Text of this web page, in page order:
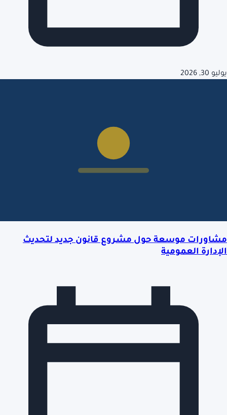
يوليو 30, 2026
مشاورات موسعة حول مشروع قانون جديد لتحديث
الإدارة العمومية